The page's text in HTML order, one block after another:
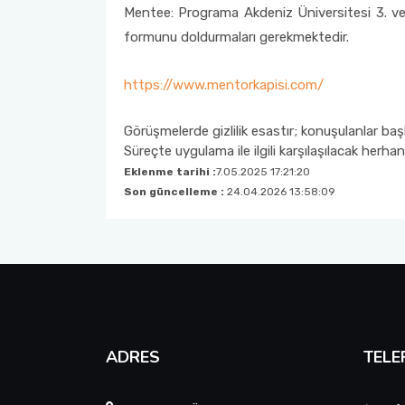
Mentee: Programa Akdeniz Üniversitesi 3.
formunu doldurmaları gerekmektedir.
https://www.mentorkapisi.com/
Görüşmelerde gizlilik esastır; konuşulanlar
Süreçte uygulama ile ilgili karşılaşılacak
Eklenme tarihi :7.05.2025 17:21:20
Son güncelleme : 24.04.2026 13:58:09
ADRES
Uygulanacak Prosedür